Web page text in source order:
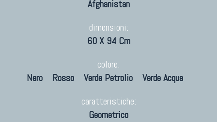
Afghanistan
dimensioni:
60 X 94 Cm
colore:
Nero
Rosso Verde Petrolio
Verde Acqua
caratteristiche:
Geometrico